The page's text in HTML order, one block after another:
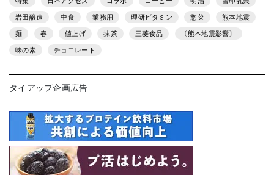
岩田醸造 中食 業務用 理研ビタミン 惣菜 熊本地震
麺 春 値上げ 抹茶 三菱食品 〔熊本地震影響〕
味の素 チョコレート
タイアップ企画広告